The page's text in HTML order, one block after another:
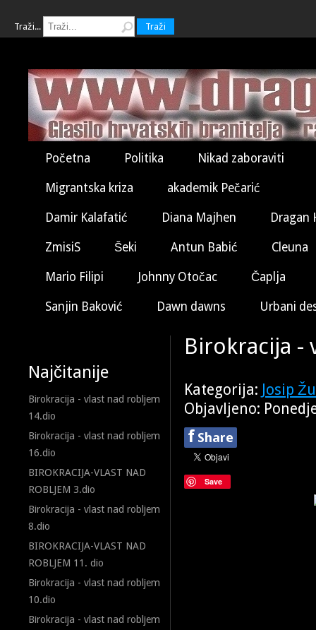
Traži... Traži
Početna Politika Nikad zaboraviti
Migrantska kriza akademik Pečarić
Damir Kalafatić Diana Majhen Dragan
ZmisiS Šeki Antun Babić Cleuna
Mario Filipi Johnny Otočac Čaplja
Sanjin Baković Dawn dawns Urbani
Najčitanije
Birokracija - vlast nad robljem
14.dio
Birokracija - vlast nad robljem
16.dio
BIROKRACIJA-VLAST NAD
ROBLJEM 3.dio
Birokracija - vlast nad robljem
8.dio
BIROKRACIJA-VLAST NAD
ROBLJEM 11. dio
Birokracija - vlast nad robljem
10.dio
Birokracija - vlast nad robljem
Birokracija -
Kategorija: Josip
Objavljeno:
f Share
Save